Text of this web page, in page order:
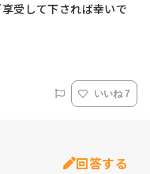
受して下されば幸いで
いいね 7
回答する